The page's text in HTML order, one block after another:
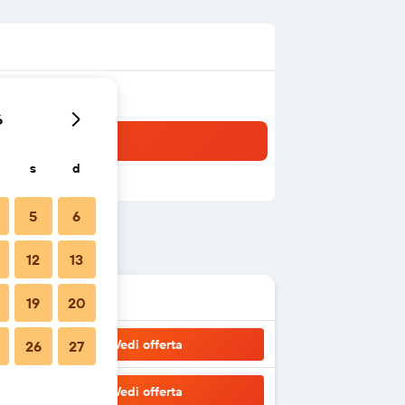
Vedi offerta
Vedi offerta
s d
5 6
12 13
19 20
26 27